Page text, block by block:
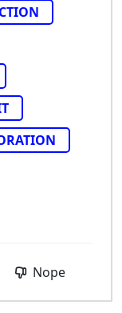
Nope